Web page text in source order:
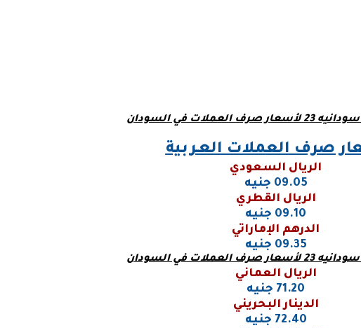
العملات في السودان
صرف العملات العـربية
الريال السعودي
09.05 جنيه
الريال القطري
09.10 جنيه
الدرهم الإماراتي
09.35 جنيه
العملات في السودان
الريال العماني
71.20 جنيه
الدينار البحريني
72.40 جنيه